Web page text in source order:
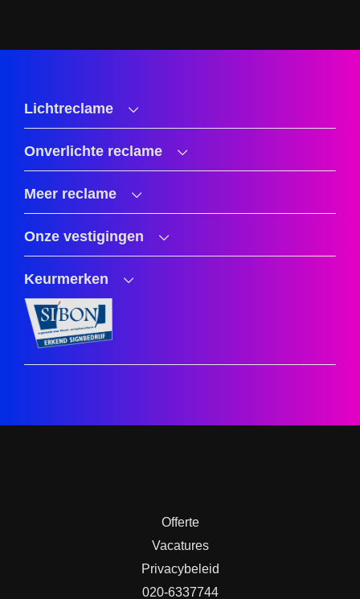
Lichtreclame
Onverlichte reclame
Meer reclame
Onze vestigingen
Keurmerken
Offerte
Vacatures
Privacybeleid
020-6337744